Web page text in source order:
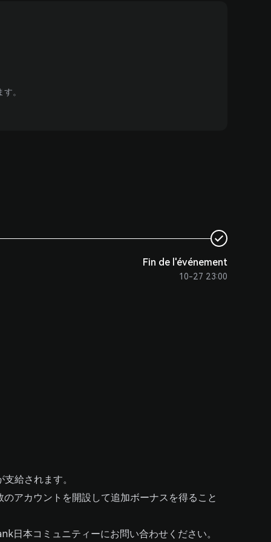
。
Fin de l'événement
10-27 23:00
給されます。
アカウントを開設して追加ボーナスを得ること
日本コミュニティーにお問い合わせください。